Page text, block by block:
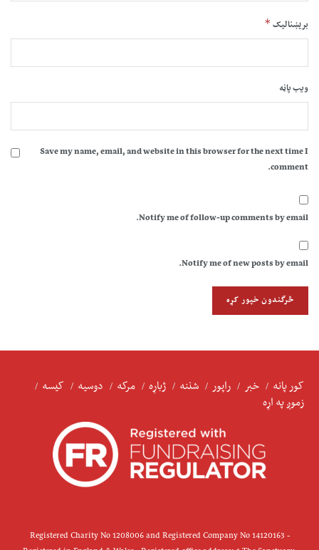
بریښنالیک*
ویب پاڼه
Save my name, email, and website in this browser for the next time I
comment.
Notify me of follow-up comments by email.
Notify me of new posts by email.
کور پانه خبر راپور شننه ژباړه مرکه دوسیه
کیسه
زموږ په اړه
Registered Charity No 1208006 and Registered Company No 14120163 -